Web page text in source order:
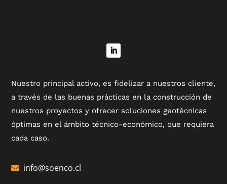
Nuestro principal activo, es fidelizar a nuestros cliente,
a través de las buenas prácticas en la construcción de
nuestros proyectos y ofrecer soluciones geotécnicas
óptimas en el ámbito técnico-económico, que requiera
cada caso.
info@soenco.cl